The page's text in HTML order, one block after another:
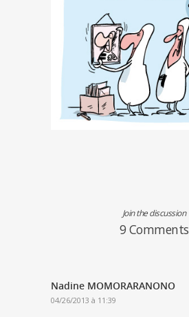
Join the discussion
9 Comments
Nadine MOMORARANONO
04/26/2013 à 11:39